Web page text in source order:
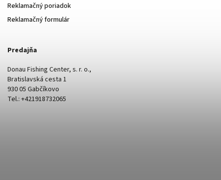
Reklamačný poriadok
Reklamačný formulár
Predajňa
Donau Fishing Center, s. r. o.,
Bratislavská cesta 1
930 05 Gabčíkovo
Tel.: +421918732065